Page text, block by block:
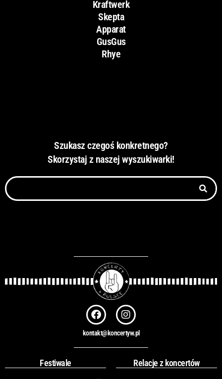
Kraftwerk
Skepta
Apparat
GusGus
Rhye
Szukasz czegoś konkretnego?
Skorzystaj z naszej wyszukiwarki!
S
z
F
a
c
e
b
o
I
n
s
t
a
r
kontakt@koncertyw.pl
Festiwale
Relacje z koncertów